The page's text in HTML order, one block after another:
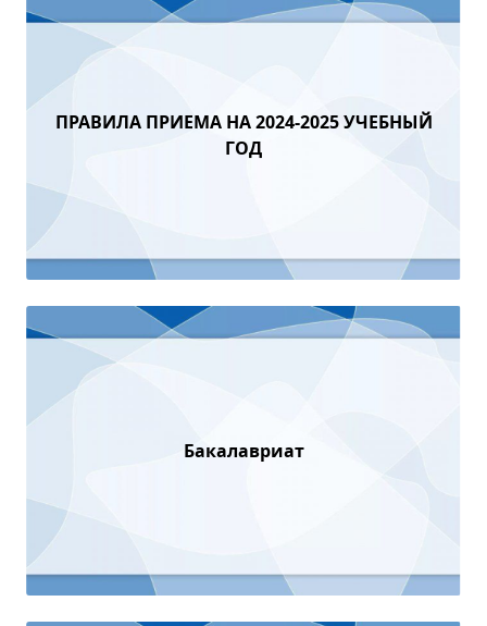
ПРАВИЛА ПРИЕМА НА 2024-2025 УЧЕБНЫЙ
ГОД
Бакалавриат